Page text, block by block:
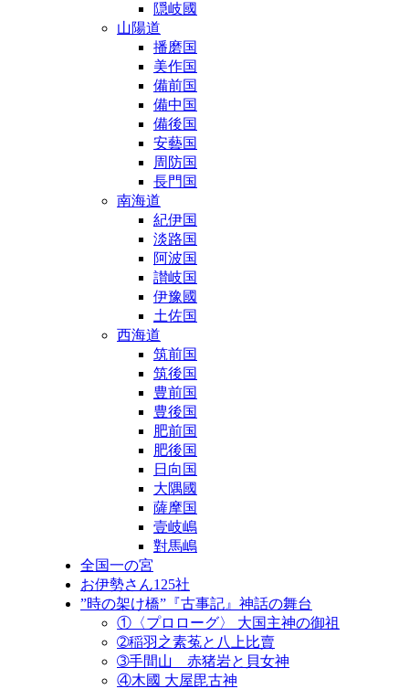
隠岐國
山陽道
播磨国
美作国
備前国
備中国
備後国
安藝国
周防国
長門国
南海道
紀伊国
淡路国
阿波国
讃岐国
伊豫國
土佐国
西海道
筑前国
筑後国
豊前国
豊後国
肥前国
肥後国
日向国
大隅國
薩摩国
壹岐嶋
對馬嶋
全国一の宮
お伊勢さん125社
”時の架け橋”『古事記』神話の舞台
①〈プロローグ〉 大国主神の御祖
➁稲羽之素菟と八上比賣
➂手間山 赤猪岩と貝女神
④木國 大屋毘古神